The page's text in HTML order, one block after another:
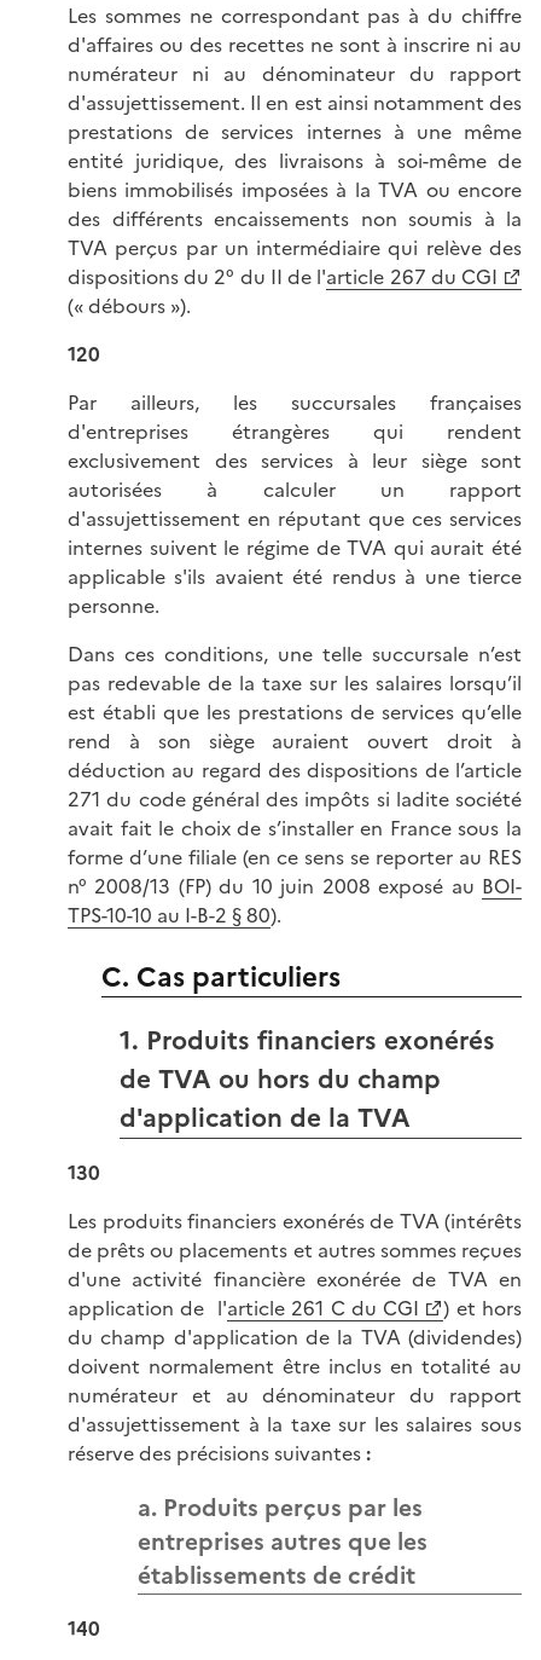
Les sommes ne correspondant pas à du chiffre
d'affaires ou des recettes ne sont à inscrire ni au
numérateur ni au dénominateur du rapport
d'assujettissement. Il en est ainsi notamment des
prestations de services internes à une même
entité juridique, des livraisons à soi-même de
biens immobilisés imposées à la TVA ou encore
des différents encaissements non soumis à la
TVA perçus par un intermédiaire qui relève des
dispositions du 2° du II de l'article 267 du CGI
(« débours »).
120
Par ailleurs, les succursales françaises
d'entreprises étrangères qui rendent
exclusivement des services à leur siège sont
autorisées à calculer un rapport
d'assujettissement en réputant que ces services
internes suivent le régime de TVA qui aurait été
applicable s'ils avaient été rendus à une tierce
personne.
Dans ces conditions, une telle succursale n’est
pas redevable de la taxe sur les salaires lorsqu’il
est établi que les prestations de services qu’elle
rend à son siège auraient ouvert droit à
déduction au regard des dispositions de l’article
271 du code général des impôts si ladite société
avait fait le choix de s’installer en France sous la
forme d’une filiale (en ce sens se reporter au RES
n° 2008/13 (FP) du 10 juin 2008 exposé au BOI-
TPS-10-10 au I-B-2 § 80).
C. Cas particuliers
1. Produits financiers exonérés
de TVA ou hors du champ
d'application de la TVA
130
Les produits financiers exonérés de TVA (intérêts
de prêts ou placements et autres sommes reçues
d'une activité financière exonérée de TVA en
application de l'article 261 C du CGI
) et hors
du champ d'application de la TVA (dividendes)
doivent normalement être inclus en totalité au
numérateur et au dénominateur du rapport
d'assujettissement à la taxe sur les salaires sous
réserve des précisions suivantes:
a. Produits perçus par les
entreprises autres que les
établissements de crédit
140